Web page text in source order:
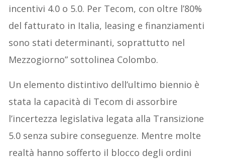
incentivi 4.0 o 5.0. Per Tecom, con oltre l’80%
del fatturato in Italia, leasing e finanziamenti
sono stati determinanti, soprattutto nel
Mezzogiorno” sottolinea Colombo.
Un elemento distintivo dell’ultimo biennio è
stata la capacità di Tecom di assorbire
l’incertezza legislativa legata alla Transizione
5.0 senza subire conseguenze. Mentre molte
realtà hanno sofferto il blocco degli ordini